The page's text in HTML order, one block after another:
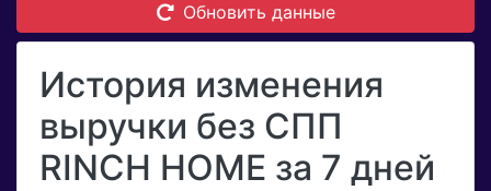
Обновить данные
История изменения
выручки без СПП
RINCH HOME за 7 дней